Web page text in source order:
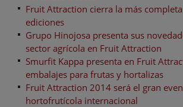
Fruit Attraction cierra la más
ediciones
Grupo Hinojosa presenta sus
sector agrícola en Fruit Attraction
Smurfit Kappa presenta en Fruit
embalajes para frutas y hortalizas
Fruit Attraction 2014 será el gran
hortofrutícola internacional